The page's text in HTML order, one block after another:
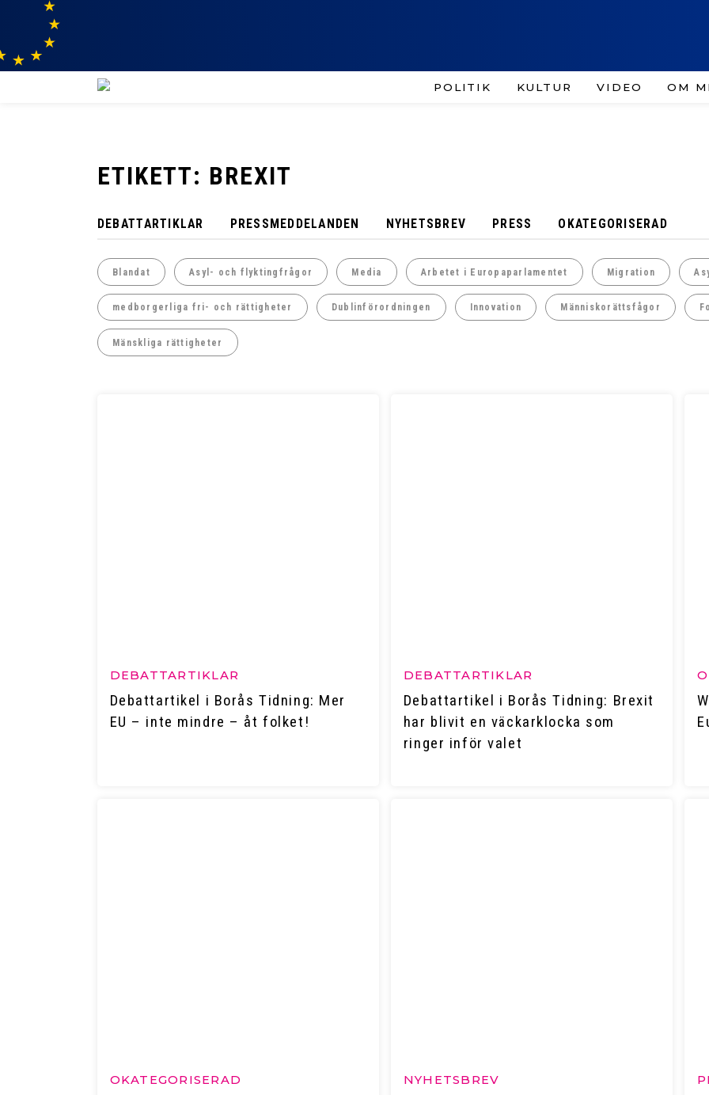
POLITIK KULTUR VIDEO OM
ETIKETT: BREXIT
DEBATTARTIKLAR PRESSMEDDELANDEN NYHETSBREV PRESS OKATEGORISERAD
Blandat Asyl- och flyktingfrågor Media Arbetet i Europaparlamentet Migration
medborgerliga fri- och rättigheter Dublinförordningen Innovation Människorättsfågor
Mänskliga rättigheter
DEBATTARTIKLAR
Debattartikel i Borås Tidning: Mer
EU – inte mindre – åt folket!
DEBATTARTIKLAR
Debattartikel i Borås Tidning: Brexit
har blivit en väckarklocka som
ringer inför valet
OKATEGORISERAD NYHETSBREV